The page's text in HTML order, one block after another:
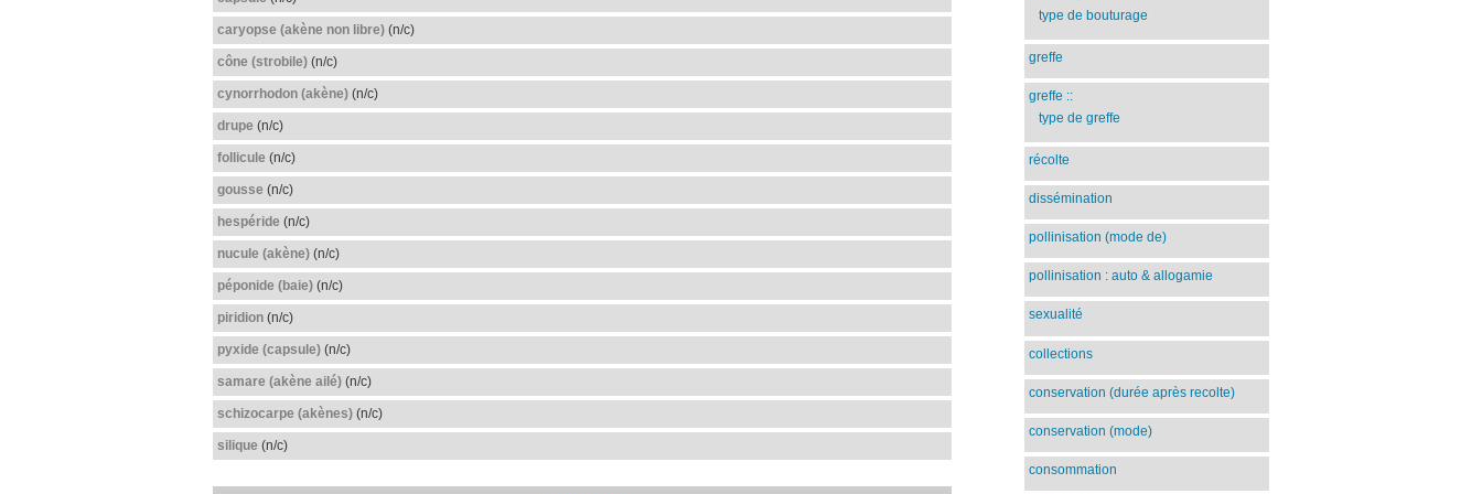
caryopse (akène non libre) (n/c)
cône (strobile) (n/c)
cynorrhodon (akène) (n/c)
drupe (n/c)
follicule (n/c)
gousse (n/c)
hespéride (n/c)
nucule (akène) (n/c)
péponide (baie) (n/c)
piridion (n/c)
pyxide (capsule) (n/c)
samare (akène ailé) (n/c)
schizocarpe (akènes) (n/c)
silique (n/c)
type de bouturage
greffe
greffe ::
type de greffe
récolte
dissémination
pollinisation (mode de)
pollinisation : auto & allogamie
sexualité
collections
conservation (durée après recolte)
conservation (mode)
consommation